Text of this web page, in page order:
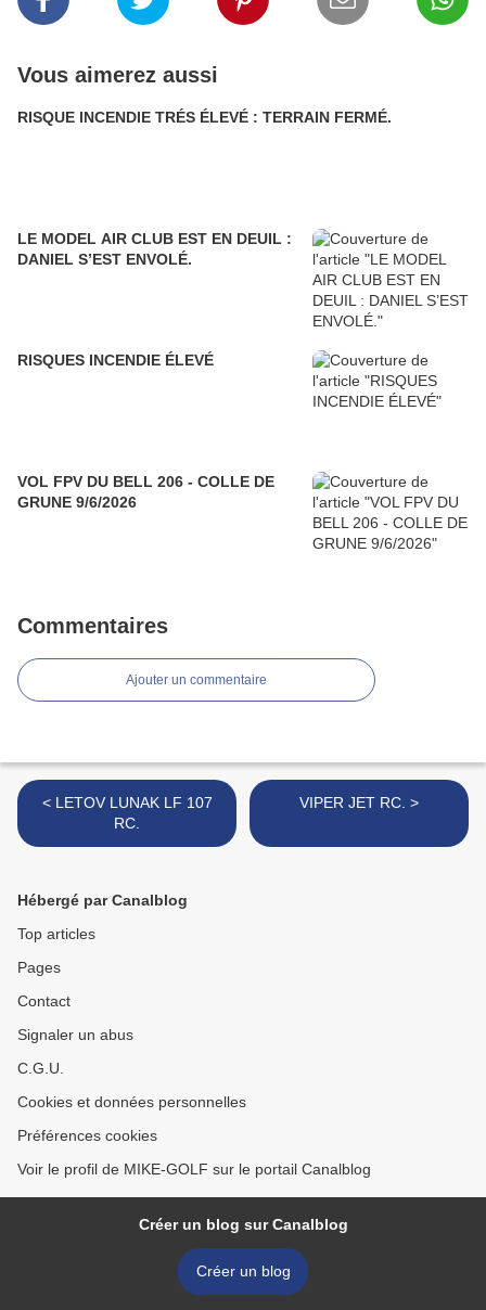
Vous aimerez aussi
RISQUE INCENDIE TRÉS ÉLEVÉ : TERRAIN FERMÉ.
LE MODEL AIR CLUB EST EN DEUIL :
DANIEL S’EST ENVOLÉ.
RISQUES INCENDIE ÉLEVÉ
VOL FPV DU BELL 206 - COLLE DE
GRUNE 9/6/2026
Commentaires
Ajouter un commentaire
< LETOV LUNAK LF 107
RC.
VIPER JET RC. >
Hébergé par Canalblog
Top articles
Pages
Contact
Signaler un abus
C.G.U.
Cookies et données personnelles
Préférences cookies
Voir le profil de MIKE-GOLF sur le portail Canalblog
Créer un blog sur Canalblog
Créer un blog